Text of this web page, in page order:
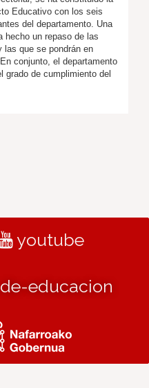
Educativo con los seis
del departamento. Una
hecho un repaso de las
las que se pondrán en
conjunto, el departamento
grado de cumplimiento del
youtube
educacion